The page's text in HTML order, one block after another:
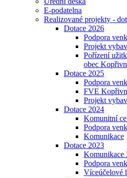
E-podatelna
Realizované projekty -
Dotace 2026
Podpora
Projekt
Pořízení
obec
Dotace 2025
Podpora
FVE
Projekt
Dotace 2024
Komunitní
Podpora
Komunikace
Dotace 2023
Komunikace
Podpora
Víceúčelové